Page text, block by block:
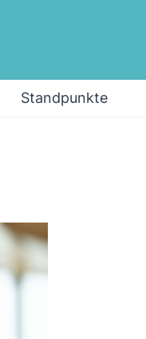
Standpunkte